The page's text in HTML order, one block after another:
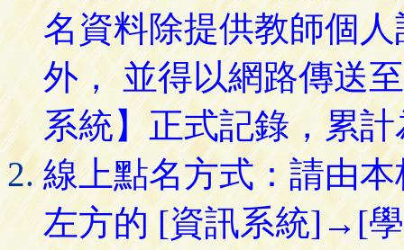
名資料除提供教師個
外， 並得以網路傳送
系統】正式記錄，累
線上點名方式：請由
左方的 [資訊系統]→[